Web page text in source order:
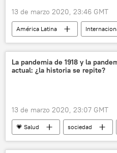
13 de marzo 2020, 23:46 GMT
América Latina
coronavirus
Brasil
coronavirus en América Latina
La pandemia de 1918 y la
actual: ¿la historia se repite?
13 de marzo 2020, 23:07 GMT
💗 Salud sociedad
pandemia de coronavirus